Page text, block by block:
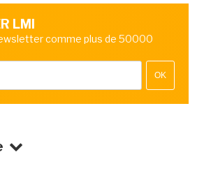
LMI
comme plus de 50000
OK